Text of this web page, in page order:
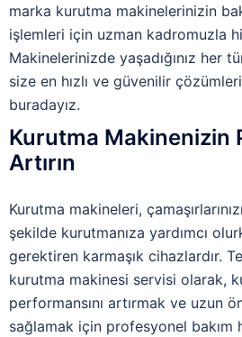
marka kurutma makinelerinizin
işlemleri için uzman kadromuzla
Makinelerinizde yaşadığınız her
size en hızlı ve güvenilir
buradayız.
Kurutma Makinenizin
Artırın
Kurutma makineleri,
şekilde kurutmanıza yardımcı
gerektiren karmaşık cihazlardır.
kurutma makinesi servisi olarak,
performansını artırmak ve uzun
sağlamak için profesyonel bakım